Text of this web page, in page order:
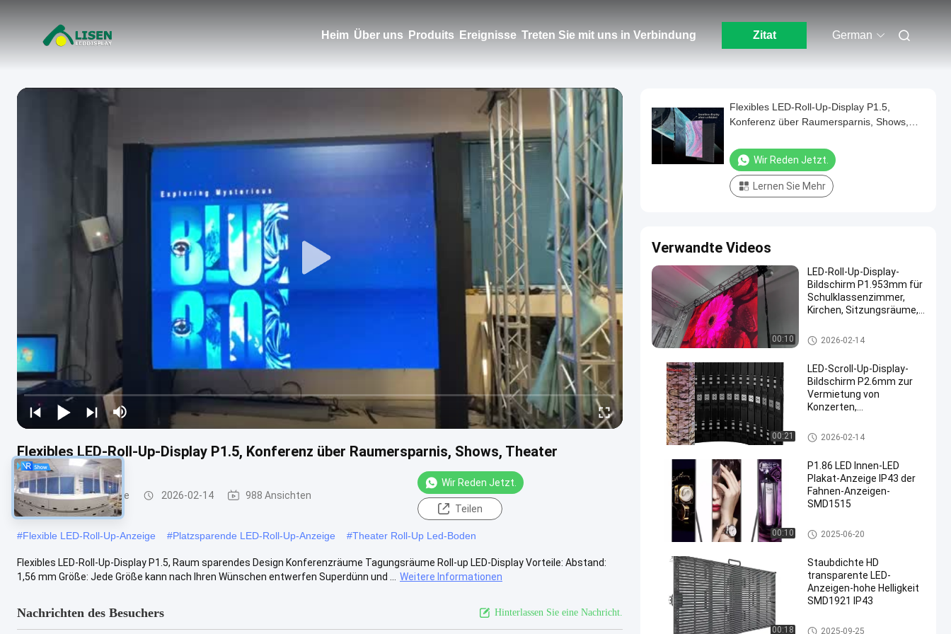
Heim Über uns Produits Ereignisse Treten Sie mit uns in Verbindung Zitat German
Flexibles LED-Roll-Up-Display P1.5, Konferenz über Raumersparnis, Shows, Theater
LED-Rollende Anzeige 2026-02-14 988 Ansichten
Wir Reden Jetzt.
Teilen
#Flexible LED-Roll-Up-Anzeige #Platzsparende LED-Roll-Up-Anzeige #Theater Roll-Up Led-Boden
Flexibles LED-Roll-Up-Display P1.5, Raum sparendes Design Konferenzräume Tagungsräume Roll-up LED-Display Vorteile: Abstand:
1,56 mm Größe: Jede Größe kann nach Ihren Wünschen entwerfen Superdünn und ...
Weitere Informationen
Nachrichten des Besuchers Hinterlassen Sie eine Nachricht.
Flexibles LED-Roll-Up-Display P1.5,
Konferenz über Raumersparnis, Shows,
Wir Reden Jetzt.
Lernen Sie Mehr
Verwandte Videos
00:10
LED-Roll-Up-Display-
Bildschirm P1.953mm für
Schulklassenzimmer,
Kirchen, Sitzungsräume,
LED-Rollende Anzeige
2026-02-14
00:21
LED-Scroll-Up-Display-
Bildschirm P2.6mm zur
Vermietung von
Konzerten,
und XR-Räumen
LED-Rollende Anzeige
2026-02-14
00:10
P1.86 LED Innen-LED
Plakat-Anzeige IP43 der
Fahnen-Anzeigen-
SMD1515
LED-Fahnen-Anzeige
2025-06-20
00:18
Staubdichte HD
transparente LED-
Anzeigen-hohe Helligkeit
SMD1921 IP43
Transparente LED-Schirme
2025-09-25